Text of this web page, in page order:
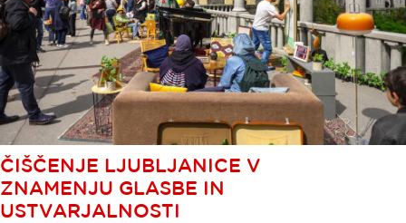
ČIŠČENJE LJUBLJANICE V
ZNAMENJU GLASBE IN
USTVARJALNOSTI